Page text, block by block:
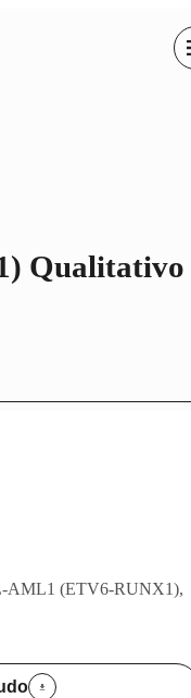
Qualitativo
AML1 (ETV6-RUNX1),